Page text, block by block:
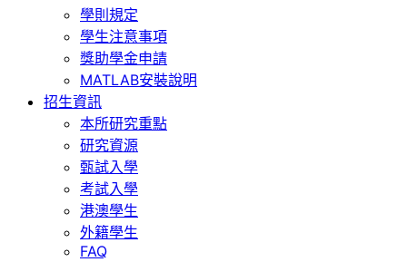
學則規定
學生注意事項
獎助學金申請
MATLAB安裝說明
招生資訊
本所研究重點
研究資源
甄試入學
考試入學
港澳學生
外籍學生
FAQ